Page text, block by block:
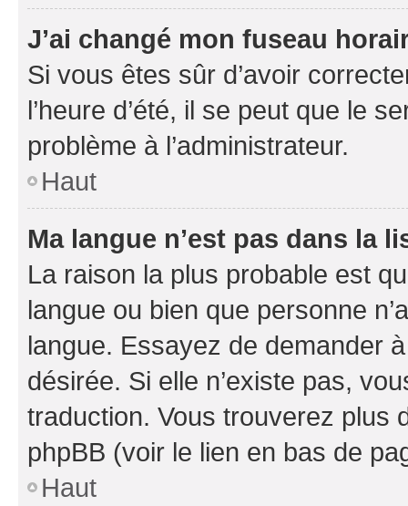
J’ai changé mon fuseau
Si vous êtes sûr d’avoir
l’heure d’été, il se peut que le
problème à l’administrateur.
Haut
Ma langue n’est pas dans la
La raison la plus probable est
langue ou bien que personne
langue. Essayez de demander
désirée. Si elle n’existe pas,
traduction. Vous trouverez plus
phpBB (voir le lien en bas de
Haut